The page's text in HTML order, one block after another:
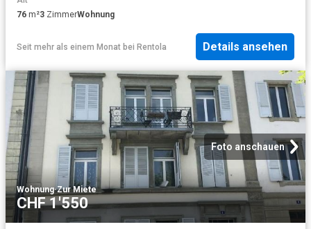
76 m²3 ZimmerWohnung
Seit mehr als einem Monat bei Rentola Details ansehen
Foto anschauen
Wohnung·Zur Miete
CHF 1'550